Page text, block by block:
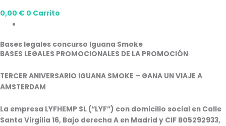
0,00 € 0 Carrito
Bases legales concurso Iguana Smoke
BASES LEGALES PROMOCIONALES DE LA PROMOCIÓN
TERCER ANIVERSARIO IGUANA SMOKE – GANA UN VIAJE A
AMSTERDAM
La empresa LYFHEMP SL (“LYF”) con domicilio social en Calle
Santa Virgilia 16, Bajo derecha A en Madrid y CIF B05292933,